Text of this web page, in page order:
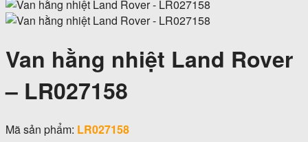
Van hằng nhiệt Land Rover
– LR027158
Mã sản phẩm: LR027158